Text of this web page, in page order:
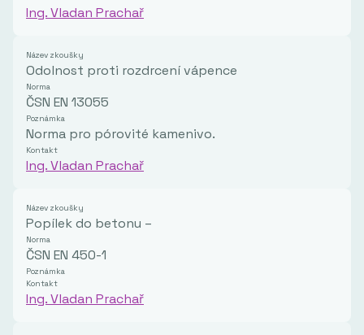
Ing. Vladan Prachař
Název zkoušky
Odolnost proti rozdrcení vápence
Norma
ČSN EN 13055
Poznámka
Norma pro pórovité kamenivo.
Kontakt
Ing. Vladan Prachař
Název zkoušky
Popílek do betonu –
Norma
ČSN EN 450-1
Poznámka
Kontakt
Ing. Vladan Prachař